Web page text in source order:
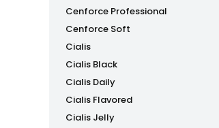
Cenforce Professional
Cenforce Soft
Cialis
Cialis Black
Cialis Daily
Cialis Flavored
Cialis Jelly